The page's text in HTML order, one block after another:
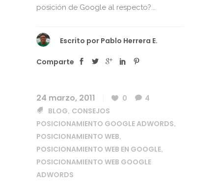
posición de Google al respecto?...
Escrito por Pablo Herrera E.
Comparte
24 marzo, 2011 0
4
BLOG, CONSEJOS
POSICIONAMIENTO GOOGLE ADWORDS,
POSICIONAMIENTO WEB,
POSICIONAMIENTO WEB EN GOOGLE,
POSICIONAMIENTO WEB GOOGLE
ADWORDS